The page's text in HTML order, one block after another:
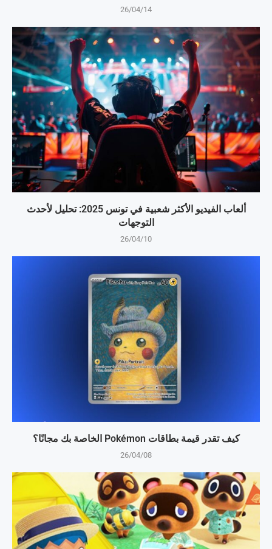
26/04/14
ألعاب الفيديو الأكثر شعبية في تونس 2025: تحليل لأحدث
التوجهات
26/04/10
كيف تقدر قيمة بطاقات Pokémon الخاصة بك مجانًا؟
26/04/08